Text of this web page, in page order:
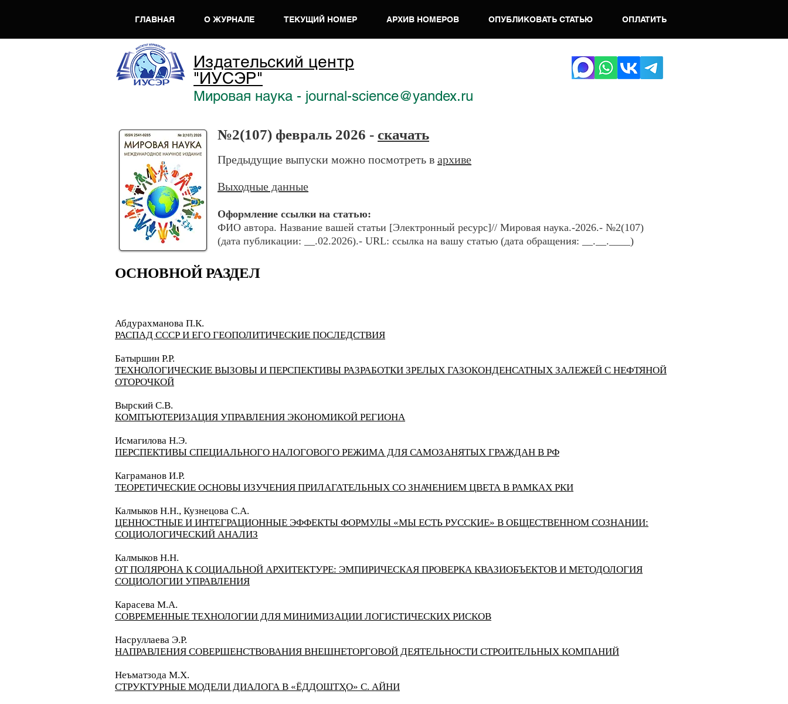
ГЛАВНАЯ О ЖУРНАЛЕ ТЕКУЩИЙ НОМЕР АРХИВ НОМЕРОВ ОПУБЛИКОВАТЬ СТАТЬЮ ОПЛАТИТЬ
Издательский центр
"ИУСЭР"
Мировая наука - journal-science@yandex.ru
№2(107) февраль 2026 - скачать
Предыдущие выпуски можно посмотреть в архиве
Выходные данные
Оформление ссылки на статью:
ФИО автора. Название вашей статьи [Электронный ресурс]// Мировая наука.-2026.- №2(107)
(дата публикации: __.02.2026).- URL: ссылка на вашу статью (дата обращения: __.__.____)
ОСНОВНОЙ РАЗДЕЛ
​Абдурахманова П.К.
РАСПАД СССР И ЕГО ГЕОПОЛИТИЧЕСКИЕ ПОСЛЕДСТВИЯ
Батыршин Р.Р.
ТЕХНОЛОГИЧЕСКИЕ ВЫЗОВЫ И ПЕРСПЕКТИВЫ РАЗРАБОТКИ ЗРЕЛЫХ ГАЗОКОНДЕНСАТНЫХ ЗАЛЕЖЕЙ С НЕФТЯНОЙ
ОТОРОЧКОЙ
Вырский С.В.
КОМПЪЮТЕРИЗАЦИЯ УПРАВЛЕНИЯ ЭКОНОМИКОЙ РЕГИОНА
Исмагилова Н.Э.
ПЕРСПЕКТИВЫ СПЕЦИАЛЬНОГО НАЛОГОВОГО РЕЖИМА ДЛЯ САМОЗАНЯТЫХ ГРАЖДАН В РФ
Каграманов И.Р.
ТЕОРЕТИЧЕСКИЕ ОСНОВЫ ИЗУЧЕНИЯ ПРИЛАГАТЕЛЬНЫХ СО ЗНАЧЕНИЕМ ЦВЕТА В РАМКАХ РКИ
Калмыков Н.Н., Кузнецова С.А.
ЦЕННОСТНЫЕ И ИНТЕГРАЦИОННЫЕ ЭФФЕКТЫ ФОРМУЛЫ «МЫ ЕСТЬ РУССКИЕ» В ОБЩЕСТВЕННОМ СОЗНАНИИ:
СОЦИОЛОГИЧЕСКИЙ АНАЛИЗ
Калмыков Н.Н.
ОТ ПОЛЯРОНА К СОЦИАЛЬНОЙ АРХИТЕКТУРЕ: ЭМПИРИЧЕСКАЯ ПРОВЕРКА КВАЗИОБЪЕКТОВ И МЕТОДОЛОГИЯ
СОЦИОЛОГИИ УПРАВЛЕНИЯ
Карасева М.А.
СОВРЕМЕННЫЕ ТЕХНОЛОГИИ ДЛЯ МИНИМИЗАЦИИ ЛОГИСТИЧЕСКИХ РИСКОВ
Насруллаева Э.Р.
НАПРАВЛЕНИЯ СОВЕРШЕНСТВОВАНИЯ ВНЕШНЕТОРГОВОЙ ДЕЯТЕЛЬНОСТИ СТРОИТЕЛЬНЫХ КОМПАНИЙ
Неъматзода М.Х.
СТРУКТУРНЫЕ МОДЕЛИ ДИАЛОГА В «ЁДДОШТҲО» С. АЙНИ